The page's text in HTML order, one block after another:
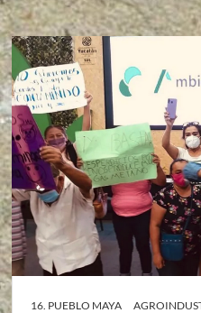
16. PUEBLO MAYA